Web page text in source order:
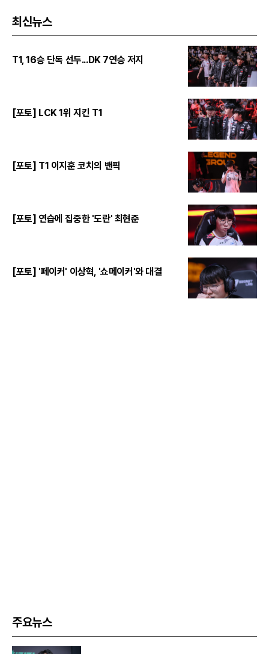
최신뉴스
T1, 16승 단독 선두...DK 7연승 저지
[포토] LCK 1위 지킨 T1
[포토] T1 이지훈 코치의 밴픽
[포토] 연습에 집중한 '도란' 최현준
[포토] '페이커' 이상혁, '쇼메이커'와 대결
주요뉴스